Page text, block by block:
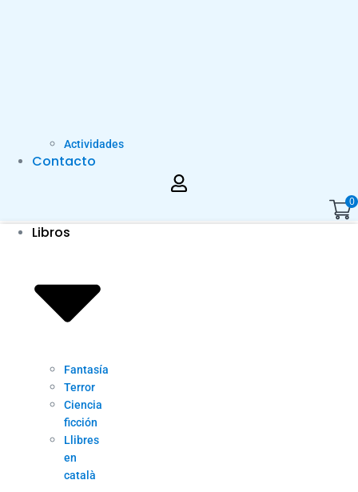
Actividades
Contacto
0
Libros
Fantasía
Terror
Ciencia
ficción
Llibres
en
català